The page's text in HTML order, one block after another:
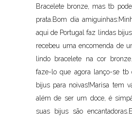
Bracelete bronze, mas tb
prata.Bom dia
aqui de Portugal faz lindas
recebeu uma encomenda de
lindo bracelete na cor
faze-lo que agora lanço-se tb
bijus para noivas!Marisa tem
além de ser um doce, é
suas bijus são